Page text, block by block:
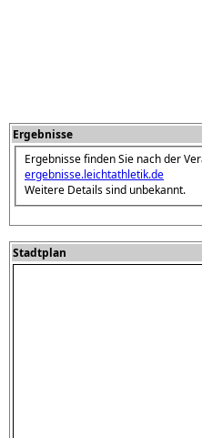
Ergebnisse
Ergebnisse finden Sie nach der
ergebnisse.leichtathletik.de
Weitere Details sind unbekannt.
Stadtplan